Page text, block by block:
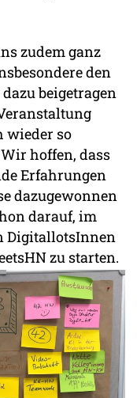
zudem ganz
den
beigetragen
wieder so
hoffen, dass
Erfahrungen
dazugewonnen
darauf, im
DigitallotsInnen
zu starten.